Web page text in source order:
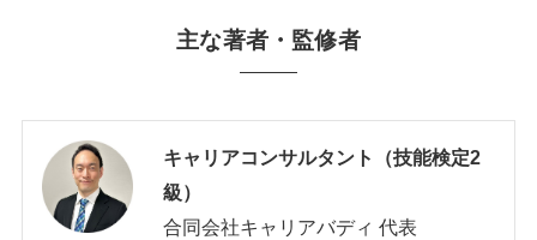
主な著者・監修者
キャリアコンサルタント（技能検定2
級）
合同会社キャリアバディ 代表